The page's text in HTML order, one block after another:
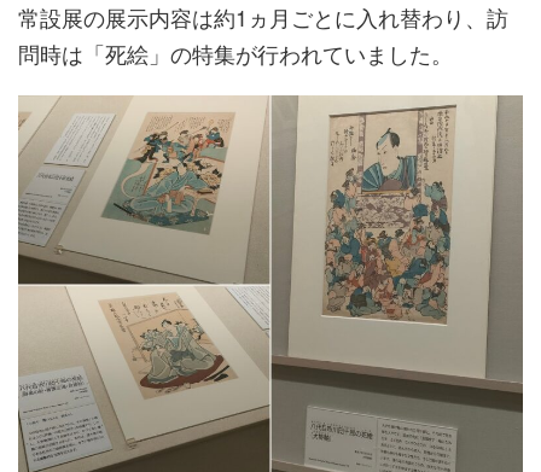
常設展の展示内容は約1ヵ月ごとに入れ替わり、訪
問時は「死絵」の特集が行われていました。